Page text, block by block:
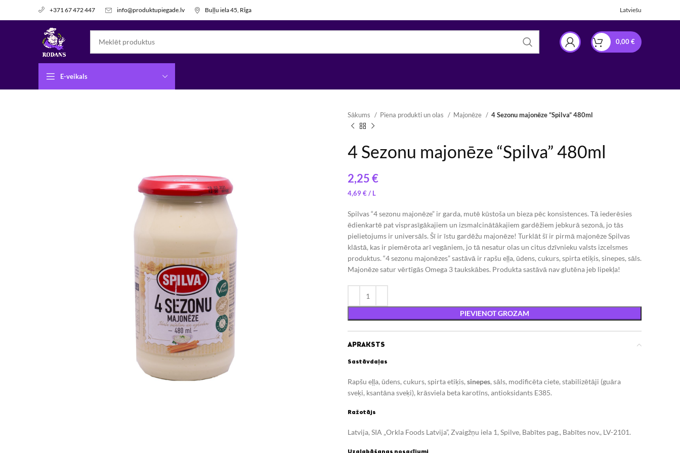
+371 67 472 447 info@produktupiegade.lv Buļļu iela 45, Rīga Latviešu
0,00€
E-veikals
Sākums Piena produkti un olas Majonēze 4 Sezonu majonēze “Spilva” 480ml
4 Sezonu majonēze “Spilva” 480ml
€
4,69€
Spilvas “4 sezonu majonēze” ir garda, mutē kūstoša un bieza pēc konsistences. Tā iederēsies
ēdienkartē pat visprasīgākajiem un izsmalcinātākajiem gardēžiem jebkurā sezonā, jo tās
pielietojums ir universāls. Šī ir īstu gardēžu majonēze! Turklāt šī ir pirmā majonēze Spilvas
klāstā, kas ir piemērota arī vegāniem, jo tā nesatur olas un citus dzīvnieku valsts izcelsmes
produktus. “4 sezonu majonēzes” sastāvā ir rapšu eļļa, ūdens, cukurs, spirta etiķis, sinepes, sāls.
Majonēze satur vērtīgās Omega 3 taukskābes. Produkta sastāvā nav glutēna jeb lipekļa!
PIEVIENOT GROZAM
APRAKSTS
Sastāvdaļas
Rapšu eļļa, ūdens, cukurs, spirta etiķis, sinepes, sāls, modificēta ciete, stabilizētāji (guāra
sveķi, ksantāna sveķi), krāsviela beta karotīns, antioksidants E385.
Ražotājs
Latvija, SIA „Orkla Foods Latvija”, Zvaigžņu iela 1, Spilve, Babītes pag., Babītes nov., LV-2101.